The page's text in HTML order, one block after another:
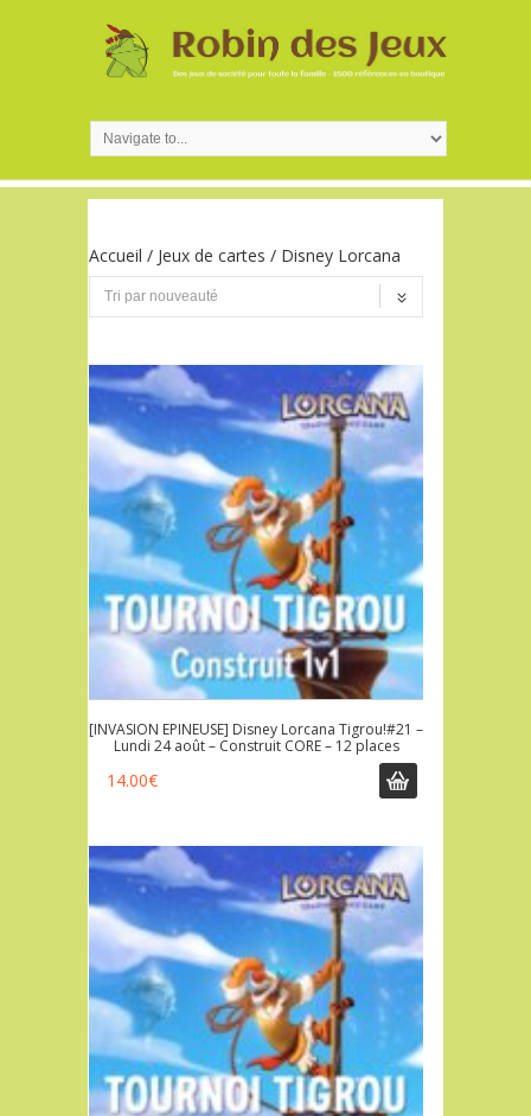
Accueil / Jeux de cartes / Disney Lorcana
[INVASION EPINEUSE] Disney Lorcana Tigrou!#21 –
Lundi 24 août – Construit CORE – 12 places
14.00€